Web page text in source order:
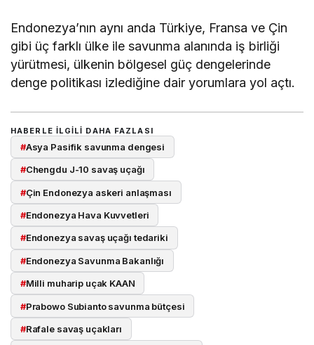
Endonezya’nın aynı anda Türkiye, Fransa ve Çin
gibi üç farklı ülke ile savunma alanında iş birliği
yürütmesi, ülkenin bölgesel güç dengelerinde
denge politikası izlediğine dair yorumlara yol açtı.
HABERLE ILGILI DAHA FAZLASI
#Asya Pasifik savunma dengesi
#Chengdu J-10 savaş uçağı
#Çin Endonezya askeri anlaşması
#Endonezya Hava Kuvvetleri
#Endonezya savaş uçağı tedariki
#Endonezya Savunma Bakanlığı
#Milli muharip uçak KAAN
#Prabowo Subianto savunma bütçesi
#Rafale savaş uçakları